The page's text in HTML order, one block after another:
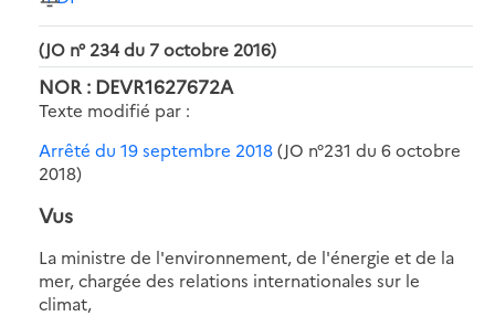
(JO n° 234 du 7 octobre 2016)
NOR : DEVR1627672A
Texte modifié par :
Arrêté du 19 septembre 2018(JO n°231 du 6 octobre
2018)
Vus
La ministre de l'environnement, de l'énergie et de la
mer, chargée des relations internationales sur le
climat,